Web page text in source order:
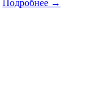
Подробнее →